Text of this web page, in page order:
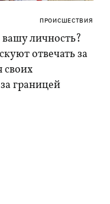
ПРОИСШЕСТВИЯ
личность?
отвечать за
своих
границей